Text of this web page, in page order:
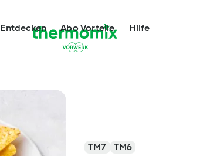
Entdecken Abo Vorteile Hilfe
TM7 TM6